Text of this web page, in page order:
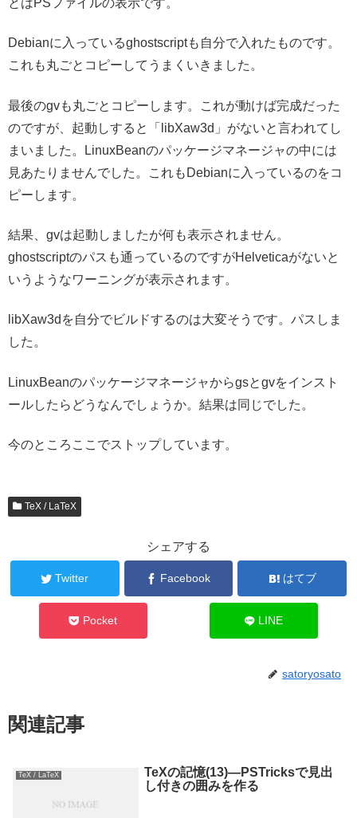
Debianに入っているghostscriptも自分で入れたものです。
これも丸ごとコピーしてうまくいきました。
最後のgvも丸ごとコピーします。これが動けば完成だった
のですが、起動しすると「libXaw3d」がないと言われてし
まいました。LinuxBeanのパッケージマネージャの中には
見あたりませんでした。これもDebianに入っているのをコ
ピーします。
結果、gvは起動しましたが何も表示されません。
ghostscriptのパスも通っているのですがHelveticaがないと
いうようなワーニングが表示されます。
libXaw3dを自分でビルドするのは大変そうです。パスしま
した。
LinuxBeanのパッケージマネージャからgsとgvをインスト
ールしたらどうなんでしょうか。結果は同じでした。
今のところここでストップしています。
TeX / LaTeX
シェアする
Twitter Facebook はてブ
Pocket LINE
satoryosato
関連記事
TeX / LaTeX
TeXの記憶(13)—PSTricksで見出
し付きの囲みを作る